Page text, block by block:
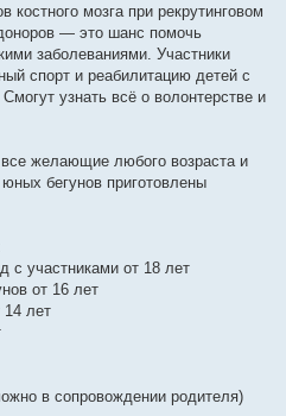
костного мозга при рекрутинговом
— это шанс помочь
заболеваниями. Участники
спорт и реабилитацию детей с
узнать всё о волонтерстве и
все желающие любого возраста и
бегунов приготовлены
участниками от 18 лет
от 16 лет
лет
в сопровождении родителя)